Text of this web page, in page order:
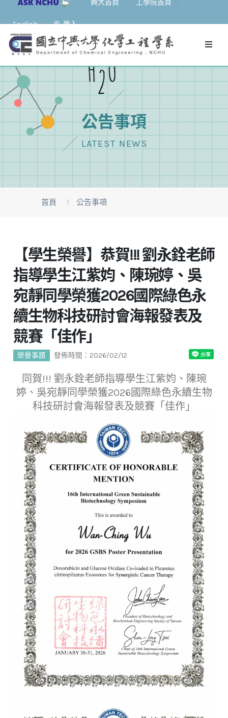
興大首頁 工學院首頁
English 登入
公告事項
LATEST NEWS
首頁 公告事項
【學生榮譽】恭賀!!! 劉永銓老師
指導學生江紫㚬、陳琬婷、吳
宛靜同學榮獲2026國際綠色永
續生物科技研討會海報發表及
競賽「佳作」
榮譽事蹟 發佈時間：2026/02/12
同賀!!! 劉永銓老師指導學生江紫㚬、陳琬
婷、吳宛靜同學榮獲2026國際綠色永續生物
科技研討會海報發表及競賽「佳作」